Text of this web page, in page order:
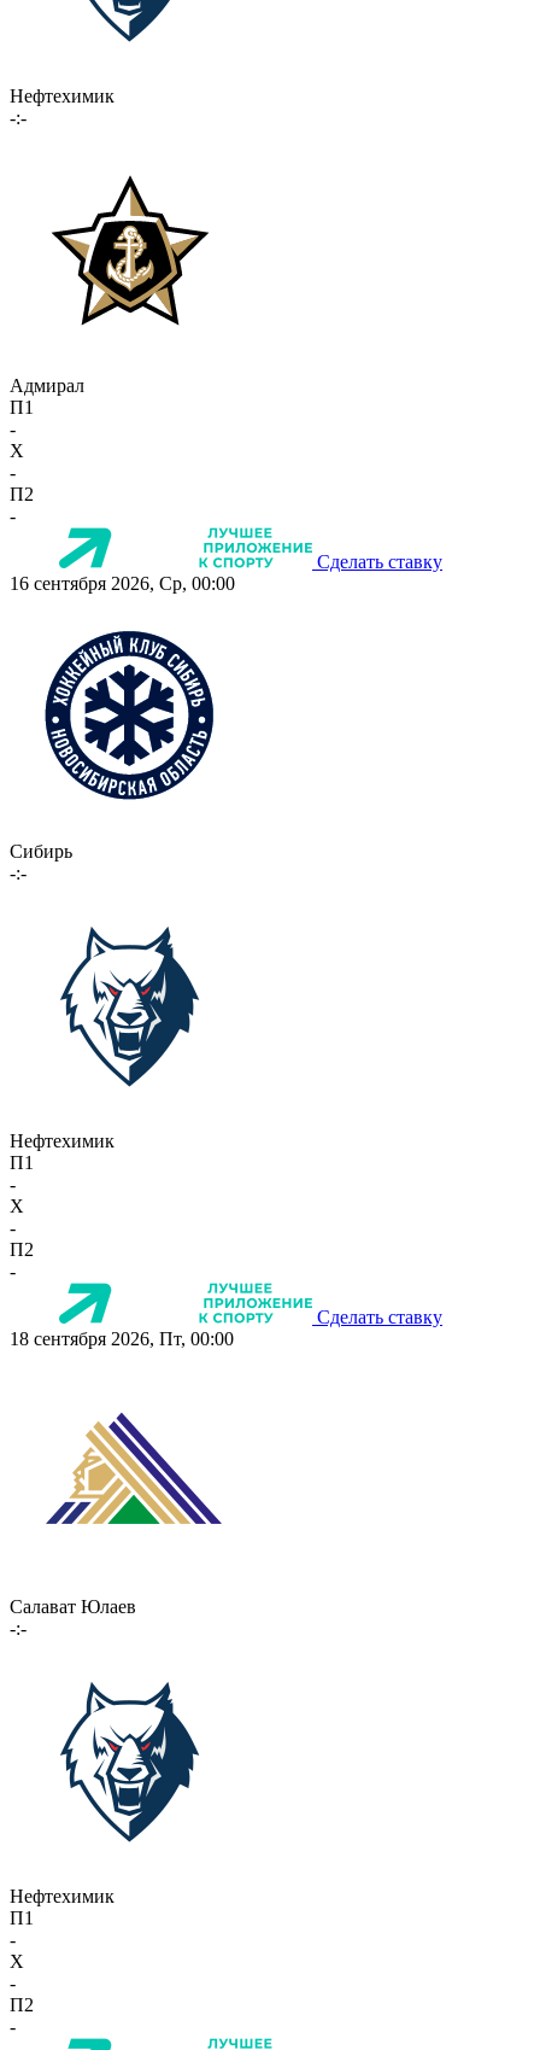
Нефтехимик
-:-
Адмирал
П1
-
X
-
П2
-
Сделать ставку
16 сентября 2026, Ср, 00:00
Сибирь
-:-
Нефтехимик
П1
-
X
-
П2
-
Сделать ставку
18 сентября 2026, Пт, 00:00
Салават Юлаев
-:-
Нефтехимик
П1
-
X
-
П2
-